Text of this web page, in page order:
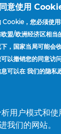
与办公地点
意使用 Cookie
Cookie，您必须使
盟/欧洲经济区相当
，国家当局可能会
以撤销您的同意访
可以在 我们的隐私
用户模式和使
我们的网站。